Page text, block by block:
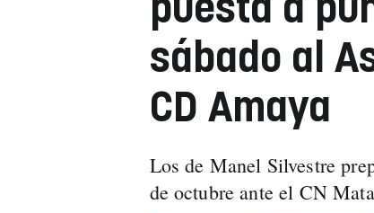
puesta a
sábado al
CD Amaya
Los de Manel Silvestre
de octubre ante el CN